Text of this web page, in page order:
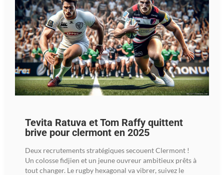
Tevita Ratuva et Tom Raffy quittent
brive pour clermont en 2025
Deux recrutements stratégiques secouent Clermont !
Un colosse fidjien et un jeune ouvreur ambitieux prêts à
tout changer. Le rugby hexagonal va vibrer, suivez le